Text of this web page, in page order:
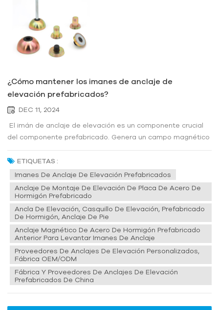
¿Cómo mantener los imanes de anclaje de
elevación prefabricados?
DEC 11, 2024
El imán de anclaje de elevación es un componente crucial
del componente prefabricado. Genera un campo magnético
mediante el principio de inducción electromagnética y utiliza
la fuerza de adsorción del campo magnético para lograr la
elevación y manipulación de objetos ferromagnéticos. Par...
ETIQUETAS :
Imanes De Anclaje De Elevación Prefabricados
Anclaje De Montaje De Elevación De Placa De Acero De
Hormigón Prefabricado
Ancla De Elevación, Casquillo De Elevación, Prefabricado
De Hormigón, Anclaje De Pie
Anclaje Magnético De Acero De Hormigón Prefabricado
Anterior Para Levantar Imanes De Anclaje
Proveedores De Anclajes De Elevación Personalizados,
Fábrica OEM/ODM
Fábrica Y Proveedores De Anclajes De Elevación
Prefabricados De China